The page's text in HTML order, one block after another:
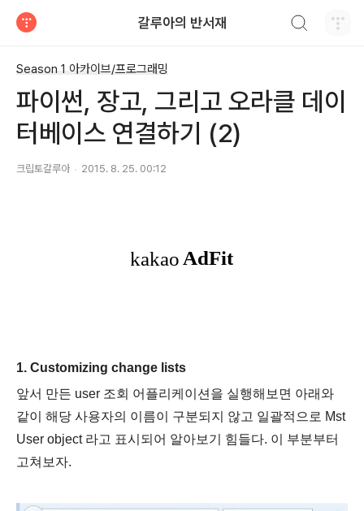
갈루아의 반서재
Season 1 아카이브/프로그래밍
파이썬, 장고, 그리고 오라클 데이
터베이스 연결하기 (2)
크립토갈루아 2015. 8. 25. 00:12
1. Customizing change lists
앞서 만든 user 조회 어플리케이션을 실행해보면 아래와
같이 해당 사용자의 이름이 구분되지 않고 일괄적으로 Mst
User object 라고 표시되어 알아보기 힘들다. 이 부분부터
고쳐보자.